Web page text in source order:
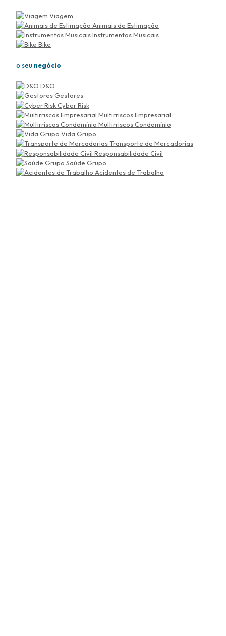
Viagem
Animais de Estimação
Instrumentos Musicais
Bike
o seu negócio
D&O
Gestores
Cyber Risk
Multirriscos Empresarial
Multirriscos Condomínio
Vida Grupo
Transporte de Mercadorias
Responsabilidade Civil
Saúde Grupo
Acidentes de Trabalho